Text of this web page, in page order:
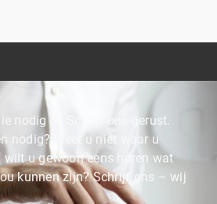
nodig is. Schrijf ons gerust.
nodig? Weet u niet waar u
u gewoon eens horen wat
kunnen zijn? Schrijf ons – wij